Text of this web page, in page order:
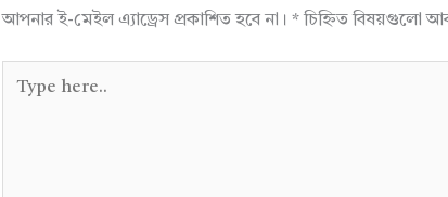
আপনার ই-মেইল এ্যাড্রেস প্রকাশিত হবে না। *চিহ্নিত বিষয়গুলো
here..